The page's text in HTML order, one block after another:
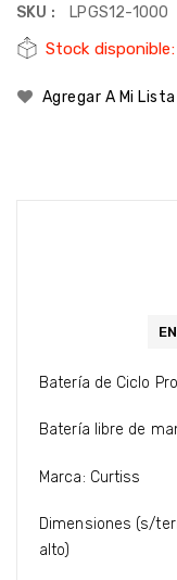
SKU :
LPGS12-1000
Stock disponible:
Agregar A Mi
Batería de Ciclo
Batería libre de
Marca: Curtiss
Dimensiones (s/
alto)